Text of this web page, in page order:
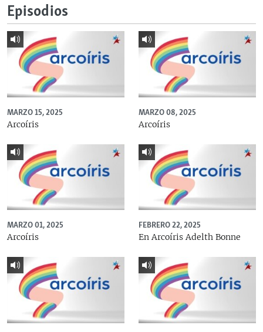
Episodios
MARZO 15, 2025
Arcoíris
MARZO 08, 2025
Arcoíris
MARZO 01, 2025
Arcoíris
FEBRERO 22, 2025
En Arcoíris Adelth Bonne